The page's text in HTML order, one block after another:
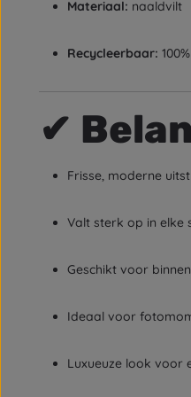
Materiaal: naaldvilt
Recycleerbaar: 100%
✔
Frisse, moderne
Valt sterk op in elke
Geschikt voor
Ideaal voor
Luxueuze look voor